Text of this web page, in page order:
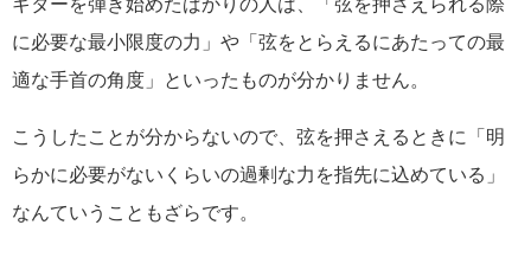
に必要な最小限度の力」や「弦をとらえるにあたっての最
適な手首の角度」といったものが分かりません。
こうしたことが分からないので、弦を押さえるときに「明
らかに必要がないくらいの過剰な力を指先に込めている」
なんていうこともざらです。